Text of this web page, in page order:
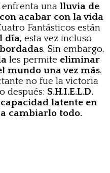
enfrenta una lluvia de
acabar con la vida
Fantásticos están
día, esta vez incluso
. Sin embargo,
les permite eliminar
mundo una vez más.
no fue la victoria
después: S.H.I.E.L.D.
latente en
cambiarlo todo.